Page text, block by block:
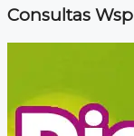
Consultas Wsp